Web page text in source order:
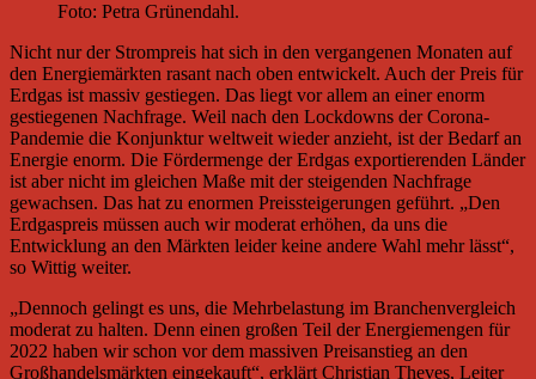
Foto: Petra Grünendahl.
Nicht nur der Strompreis hat sich in den vergangenen Monaten auf
den Energiemärkten rasant nach oben entwickelt. Auch der Preis für
Erdgas ist massiv gestiegen. Das liegt vor allem an einer enorm
gestiegenen Nachfrage. Weil nach den Lockdowns der Corona-
Pandemie die Konjunktur weltweit wieder anzieht, ist der Bedarf an
Energie enorm. Die Fördermenge der Erdgas exportierenden Länder
ist aber nicht im gleichen Maße mit der steigenden Nachfrage
gewachsen. Das hat zu enormen Preissteigerungen geführt. „Den
Erdgaspreis müssen auch wir moderat erhöhen, da uns die
Entwicklung an den Märkten leider keine andere Wahl mehr lässt“,
so Wittig weiter.
„Dennoch gelingt es uns, die Mehrbelastung im Branchenvergleich
moderat zu halten. Denn einen großen Teil der Energiemengen für
2022 haben wir schon vor dem massiven Preisanstieg an den
Großhandelsmärkten eingekauft“, erklärt Christian Theves, Leiter